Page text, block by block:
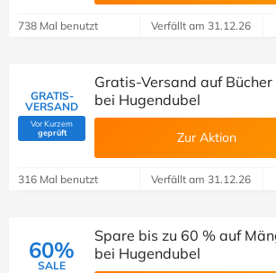
738 Mal benutzt Verfällt am 31.12.26
GRATIS-
VERSAND
Vor Kurzem
geprüft(Von Savoo geprüft)
Gratis-Versand auf
bei Hugendubel
Zur Aktion
316 Mal benutzt Verfällt am 31.12.26
60%
SALE
Spare bis zu 60 % auf
bei Hugendubel